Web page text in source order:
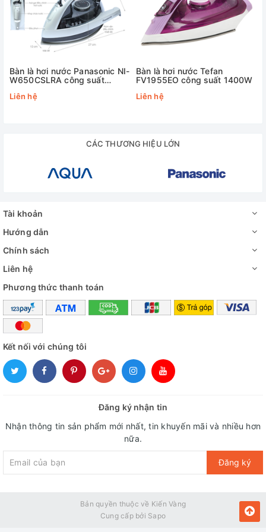
Vòng chỉnh nhiệt giúp bạn kiểm
Rãnh cúc, mũi nhọn giúp bàn ủi dễ
len lỏi vào các khu vực gần cúc áo
quần hay những vùng khó ủi
Thiết kế này giúp tiết kiệm thời gian ủi tối đa cho người sử
dụng.
Bàn là hơi nước Panasonic NI-
W650CSLRA công suất
Liên hệ
Bàn là hơi nước Tefan
FV1955EO công suất 1400W
Liên hệ
CÁC THƯƠNG HIỆU LỚN
Tài khoản
Hướng dẫn
Chính sách
Liên hệ
Phương thức thanh toán
Kết nối với chúng tôi
Đăng ký nhận tin
Nhận thông tin sản phẩm mới nhất, tin khuyến mãi và nhiều hơn
nữa.
Đăng ký
Bản quyền thuộc về Kiến Vàng
Cung cấp bởi Sapo